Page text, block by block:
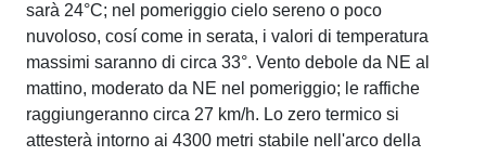
sarà 24°C; nel pomeriggio cielo sereno o poco
nuvoloso, cosí come in serata, i valori di temperatura
massimi saranno di circa 33°. Vento debole da NE al
mattino, moderato da NE nel pomeriggio; le raffiche
raggiungeranno circa 27 km/h. Lo zero termico si
attesterà intorno ai 4300 metri stabile nell'arco della